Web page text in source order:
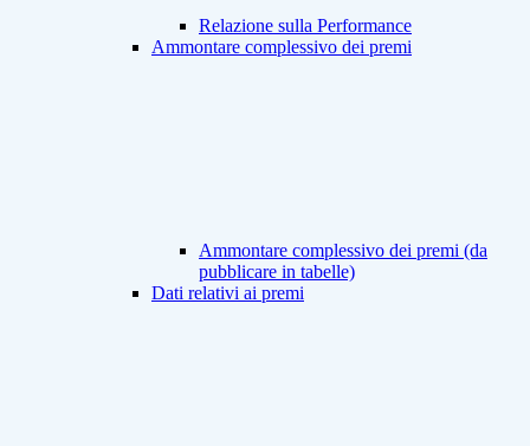
Relazione sulla Performance
Ammontare complessivo dei premi
Ammontare complessivo dei premi (da
pubblicare in tabelle)
Dati relativi ai premi